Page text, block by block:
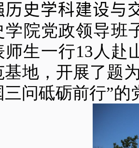
历史学科建设与
学院党政领导班
师生一行13 人赴
基地，开展了题
三问砥砺前行”的